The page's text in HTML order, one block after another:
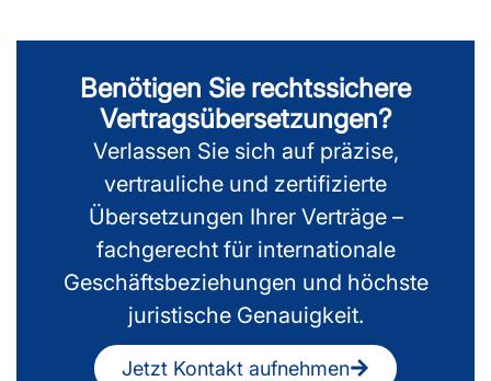
Benötigen Sie rechtssichere
Vertrags­übersetzungen?
Verlassen Sie sich auf präzise,
vertrauliche und zertifizierte
Übersetzungen Ihrer Verträge –
fachgerecht für internationale
Geschäftsbeziehungen und höchste
juristische Genauigkeit.
Jetzt Kontakt aufnehmen